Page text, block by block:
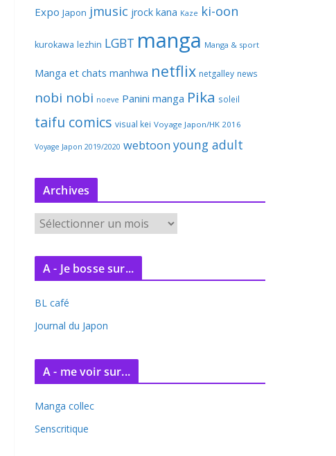
Expo Japon jmusic jrock kana Kaze ki-oon
kurokawa lezhin LGBT manga Manga & sport
Manga et chats manhwa netflix netgalley news
nobi nobi noeve Panini manga Pika soleil
taifu comics visual kei Voyage Japon/HK 2016
Voyage Japon 2019/2020 webtoon young adult
Archives
r
c
v
e
A - Je bosse sur...
BL café
Journal du Japon
A - me voir sur...
Manga collec
Senscritique